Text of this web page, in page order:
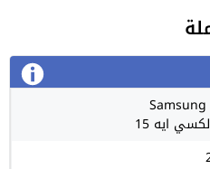
ايه 15